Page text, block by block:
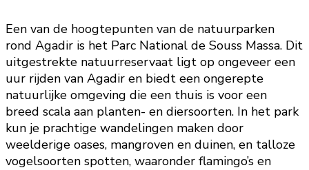
Een van de hoogtepunten van de natuurparken
rond Agadir is het Parc National de Souss Massa. Dit
uitgestrekte natuurreservaat ligt op ongeveer een
uur rijden van Agadir en biedt een ongerepte
natuurlijke omgeving die een thuis is voor een
breed scala aan planten- en diersoorten. In het park
kun je prachtige wandelingen maken door
weelderige oases, mangroven en duinen, en talloze
vogelsoorten spotten, waaronder flamingo’s en